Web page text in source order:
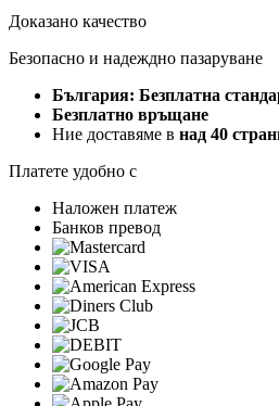
Доказано качество
Безопасно и надеждно пазаруване
България: Безплатна
Безплатно връщане
Ние доставяме в над 40
Платете удобно с
Наложен платеж
Банков превод